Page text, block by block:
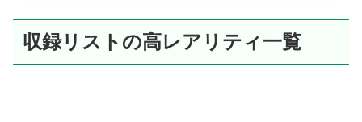
収録リストの高レアリティ一覧